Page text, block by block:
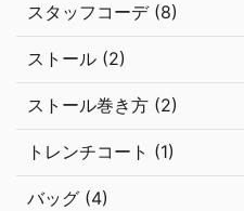
スタッフコーデ (8)
ストール (2)
ストール巻き方 (2)
トレンチコート (1)
バッグ (4)